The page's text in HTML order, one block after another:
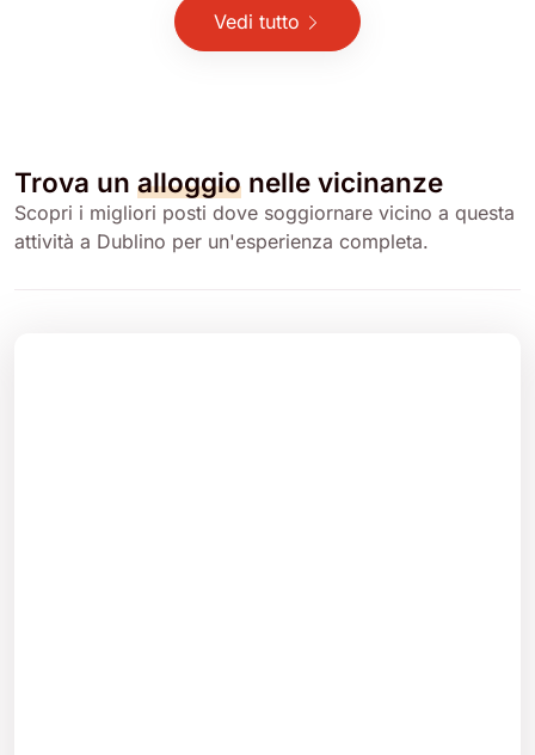
Vedi tutto
Trova un alloggio nelle vicinanze
Scopri i migliori posti dove soggiornare vicino a questa
attività a Dublino per un'esperienza completa.